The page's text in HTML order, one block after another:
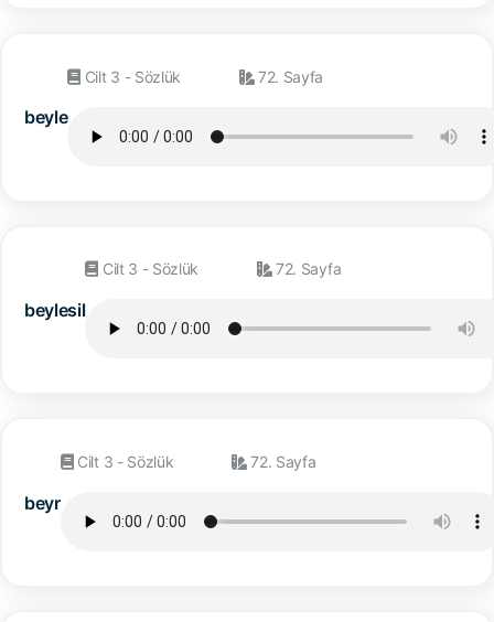
beyle
Cilt 3 - Sözlük 72. Sayfa
beylesil
Cilt 3 - Sözlük 72. Sayfa
beyr
Cilt 3 - Sözlük 72. Sayfa